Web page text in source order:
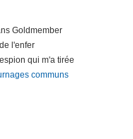
Goldmember
l'enfer
qui m'a tirée
communs